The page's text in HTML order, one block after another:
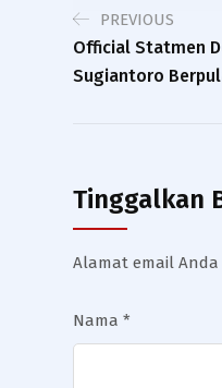
PREVIOUS
Official Statmen
Sugiantoro
Tinggalkan
Alamat email
Nama *